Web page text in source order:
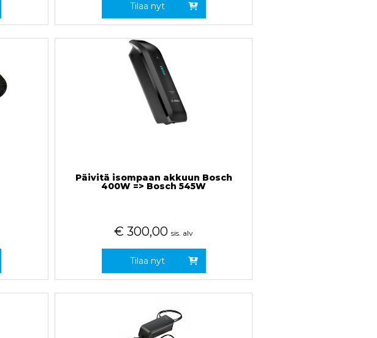
Tilaa nyt
Päivitä isompaan akkuun Bosch
400W => Bosch 545W
€ 300,00 sis. alv
Tilaa nyt